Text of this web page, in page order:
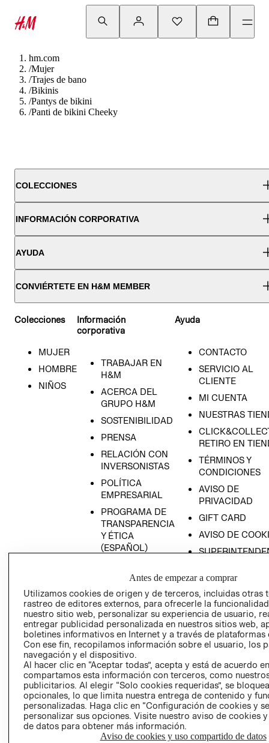
hm.com
/Mujer
/Trajes de bano
/Bikinis
/Pantys de bikini
/Panti de bikini Cheeky
COLECCIONES
INFORMACIÓN CORPORATIVA
AYUDA
CONVIÉRTETE EN H&M MEMBER
Colecciones
MUJER
HOMBRE
NIÑOS
Información
corporativa
TRABAJAR EN
H&M
ACERCA DEL
GRUPO H&M
SOSTENIBILIDAD
PRENSA
RELACIÓN CON
INVERSONISTAS
POLÍTICA
EMPRESARIAL
PROGRAMA DE
TRANSPARENCIA
Y ÉTICA
(ESPAÑOL)
TRANSPARENCIA
Y ÉTICA (INGLÉS)
Ayuda
CONTACTO
SERVICIO AL
CLIENTE
MI CUENTA
NUESTRAS
RETIRO EN
TÉRMINOS Y
CONDICIONES
AVISO DE
PRIVACIDAD
GIFT CARD
AVISO DE
COMERCIO - SIC
PETICIONES
QUEJAS Y
RECLAMOS
Colombia ($)
CAMBIAR REGIÓN
Antes de empezar a comprar
Utilizamos cookies de origen y de terceros, incluidas otras
rastreo de editores externos, para ofrecerle la
nuestro sitio web, personalizar su experiencia de usuario,
entregar publicidad personalizada en nuestros sitios web,
boletines informativos en Internet y a través de plataformas
Con ese fin, recopilamos información sobre el usuario, los
navegación y el dispositivo.
Al hacer clic en “Aceptar todas”, acepta y está de acuerdo
compartamos esta información con terceros, como
publicitarios. Al elegir “Solo cookies requeridas”, se
opcionales, lo que limita nuestra entrega de contenido y
personalizadas. Haga clic en “Configuración de cookies y
personalizar sus opciones. Visite nuestro aviso de cookies
de datos para obtener más información.
Aviso de cookies y uso compartido de datos